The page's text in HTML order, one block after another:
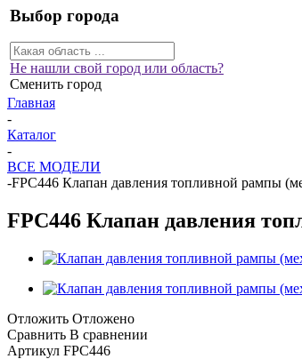
Выбор города
Не нашли свой город или область?
Сменить город
Главная
-
Каталог
-
ВСЕ МОДЕЛИ
-FPC446 Клапан давления топливной рампы
FPC446 Клапан давления
Отложить Отложено
Сравнить В сравнении
Артикул FPC446